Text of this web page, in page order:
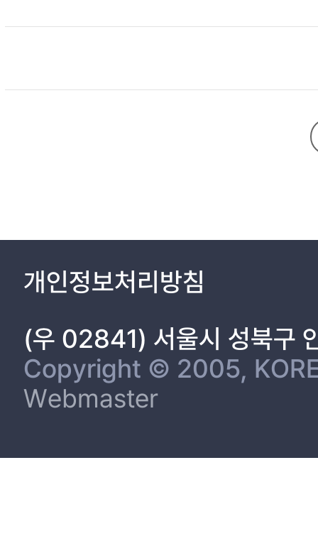
개인정보처리방침
(우 02841) 서울시 성북구
Copyright © 2005,
Webmaster